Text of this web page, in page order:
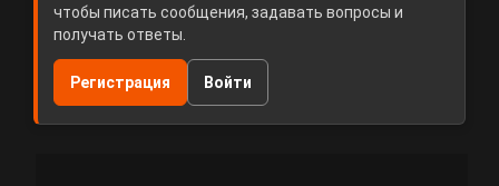
чтобы писать сообщения, задавать вопросы и
получать ответы.
Регистрация Войти